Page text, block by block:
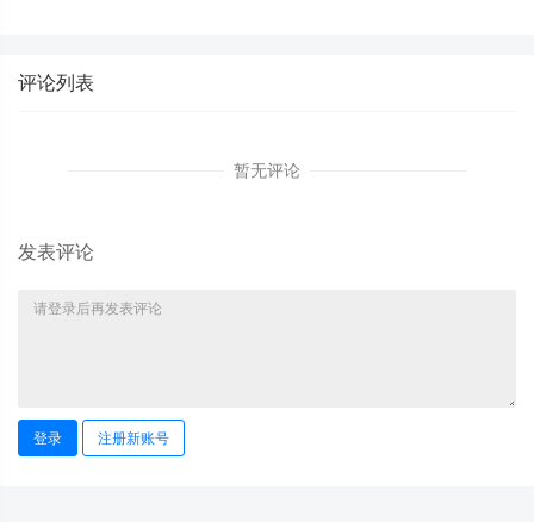
评论列表
暂无评论
发表评论
登录 注册新账号